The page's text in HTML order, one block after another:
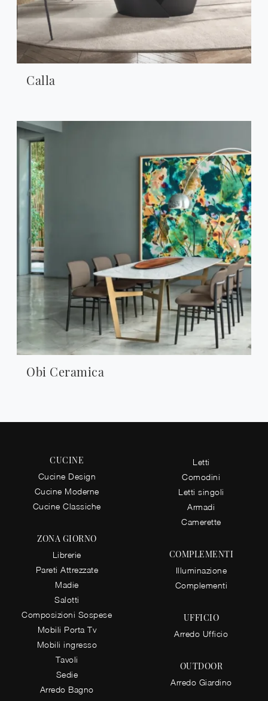
Calla
Obi Ceramica
CUCINE
Cucine Design
Cucine Moderne
Cucine Classiche
ZONA GIORNO
Librerie
Pareti Attrezzate
Madie
Salotti
Composizioni Sospese
Mobili Porta Tv
Mobili ingresso
Tavoli
Sedie
Arredo Bagno
Letti
Comodini
Letti singoli
Armadi
Camerette
COMPLEMENTI
Illuminazione
Complementi
UFFICIO
Arredo Ufficio
OUTDOOR
Arredo Giardino